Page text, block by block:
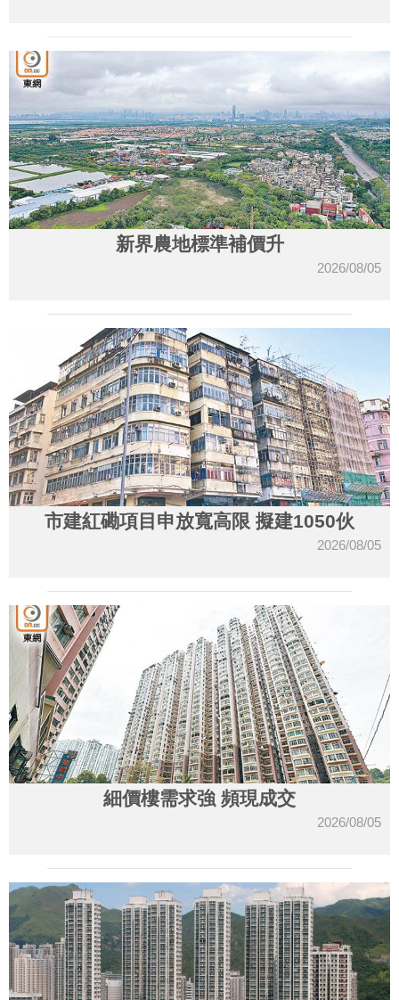
新界農地標準補價升
2026/08/05
市建紅磡項目申放寬高限 擬建1050伙
2026/08/05
細價樓需求強 頻現成交
2026/08/05